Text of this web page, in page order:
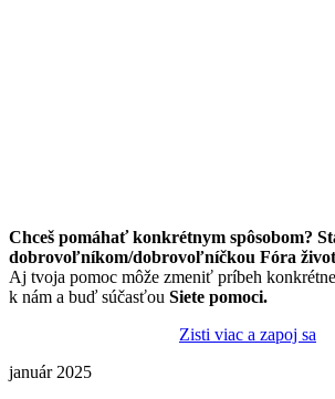
Chceš pomáhať konkrétnym spôsobom?
dobrovoľníkom/dobrovoľníčkou Fóra
Aj tvoja pomoc môže zmeniť príbeh
k nám a buď súčasťou Siete pomoci.
Zisti viac a zapoj sa
január 2025